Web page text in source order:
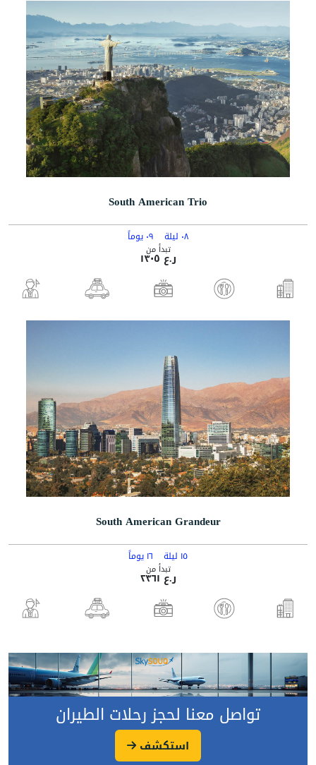
South American Trio
٠٨ ليلة ٠٩ يوماً
تبدأ منر.ع ١٣٠٥
South American Grandeur
١٥ ليلة ١٦ يوماً
تبدأ منر.ع ٢٣٦١
تواصل معنا لحجز رحلات الطيران
استكشف